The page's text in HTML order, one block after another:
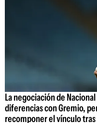
La negociación de
diferencias con Gremio,
recomponer el vínculo